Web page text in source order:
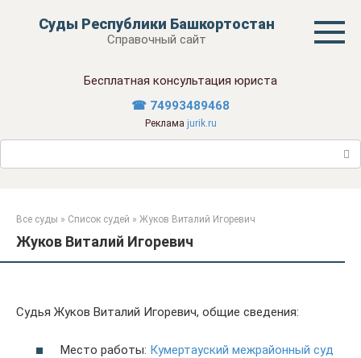
Суды Республики Башкортостан
Справочный сайт
Бесплатная консультация юриста
☎ 74993489468
Реклама jurik.ru
Поиск:
Все суды » Список судей » Жуков Виталий Игоревич
Жуков Виталий Игоревич
Судья Жуков Виталий Игоревич, общие сведения:
Место работы: Кумертауский межрайонный суд